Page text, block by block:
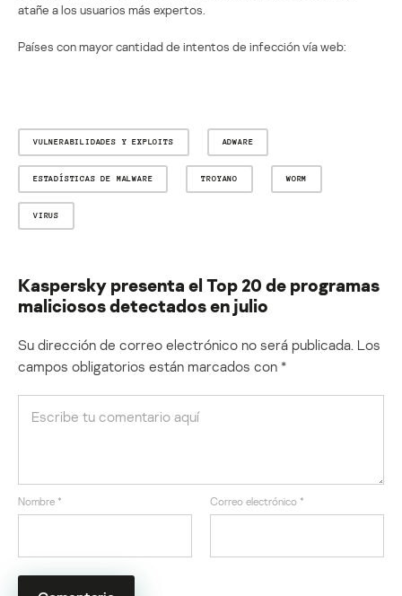
atañe a los usuarios más expertos.
Países con mayor cantidad de intentos de infección vía web:
VULNERABILIDADES Y EXPLOITS ADWARE
ESTADÍSTICAS DE MALWARE TROYANO WORM
VIRUS
Kaspersky presenta el Top 20 de programas
maliciosos detectados en julio
Su dirección de correo electrónico no será publicada. Los
campos obligatorios están marcados con *
Nombre * Correo electrónico *